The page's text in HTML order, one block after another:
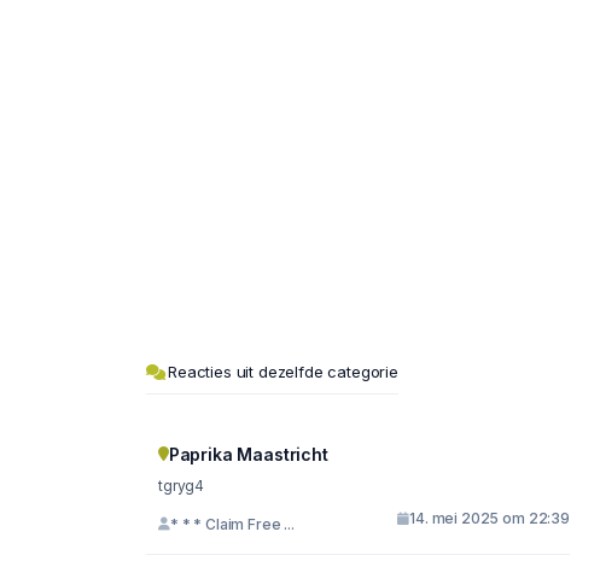
Reacties uit dezelfde categorie
Paprika Maastricht
tgryg4
* * * Claim Free ... 14. mei 2025 om 22:39